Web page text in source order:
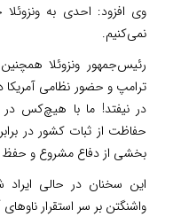
وی افزود: احدی به
نمی‌کنیم.
رئیس‌جمهور ونزوئلا
ترامپ و حضور نظامی آمریکا
در نیفتد! ما با هیچ‌کس در
حفاظت از ثبات کشور در
بخشی از دفاع مشروع و
این سخنان در حالی
واشنگتن بر سر استقرار